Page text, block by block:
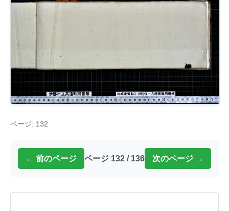
ページ: 132
← 前のページ ページ 132 / 136 次のページ →